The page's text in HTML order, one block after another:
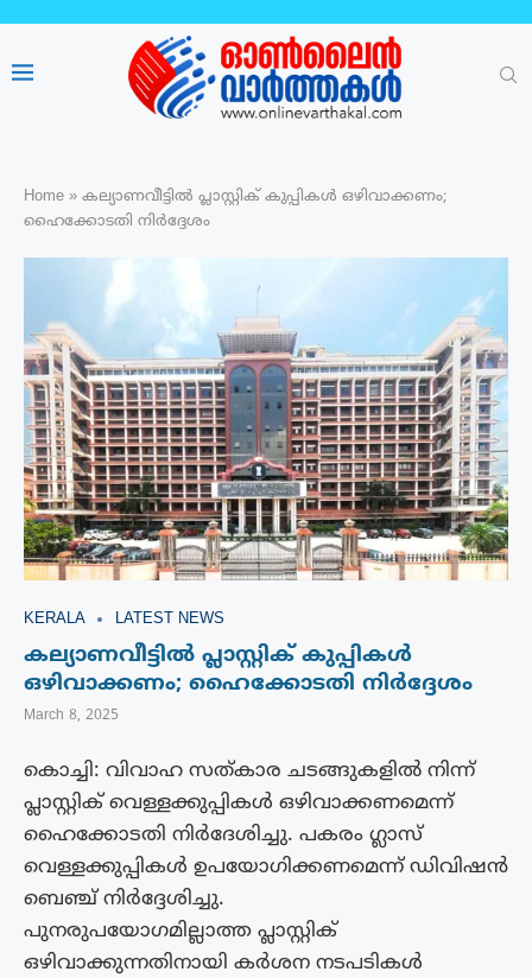
Home » കല്യാണവീട്ടിൽ പ്ലാസ്റ്റിക് കുപ്പികൾ ഒഴിവാക്കണം;
ഹൈക്കോടതി നിർദ്ദേശം
KERALA LATEST NEWS
കല്യാണവീട്ടിൽ പ്ലാസ്റ്റിക് കുപ്പികൾ
ഒഴിവാക്കണം; ഹൈക്കോടതി നിർദ്ദേശം
March 8, 2025
കൊച്ചി: വിവാഹ സത്കാര ചടങ്ങുകളിൽ നിന്ന്
പ്ലാസ്റ്റിക് വെള്ളക്കുപ്പികൾ ഒഴിവാക്കണമെന്ന്
ഹൈക്കോടതി നിർദേശിച്ചു. പകരം ഗ്ലാസ്
വെള്ളക്കുപ്പികൾ ഉപയോഗിക്കണമെന്ന് ഡിവിഷൻ
ബെഞ്ച് നിർദ്ദേശിച്ചു.
പുനരുപയോഗമില്ലാത്ത പ്ലാസ്റ്റിക്
ഒഴിവാക്കുന്നതിനായി കർശന നടപടികൾ